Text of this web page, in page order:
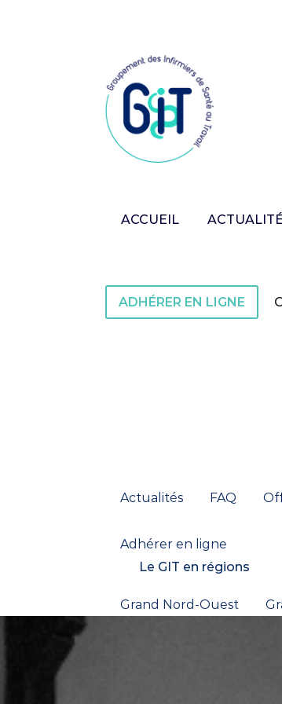
ACCUEIL
ADHÉRER EN LIGNE
Actualités FAQ
Adhérer en ligne
Le GIT en régions
Grand Nord-Ouest